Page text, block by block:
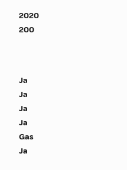
2020
200
Ja
Ja
Ja
Ja
Gas
Ja